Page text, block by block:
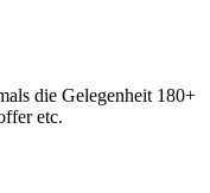
die Gelegenheit 180+
etc.